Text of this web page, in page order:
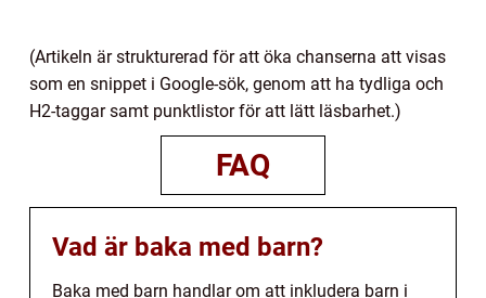
(Artikeln är strukturerad för att öka chanserna att visas
som en snippet i Google-sök, genom att ha tydliga och
H2-taggar samt punktlistor för att lätt läsbarhet.)
FAQ
Vad är baka med barn?
Baka med barn handlar om att inkludera barn i